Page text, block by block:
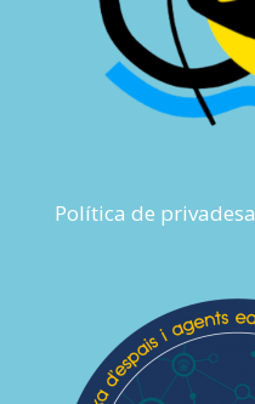
Política de privadesa